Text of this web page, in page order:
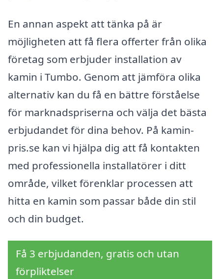
En annan aspekt att tänka på är
möjligheten att få flera offerter från olika
företag som erbjuder installation av
kamin i Tumbo. Genom att jämföra olika
alternativ kan du få en bättre förståelse
för marknadspriserna och välja det bästa
erbjudandet för dina behov. På kamin-
pris.se kan vi hjälpa dig att få kontakten
med professionella installatörer i ditt
område, vilket förenklar processen att
hitta en kamin som passar både din stil
och din budget.
Få 3 erbjudanden, gratis och utan
förpliktelser